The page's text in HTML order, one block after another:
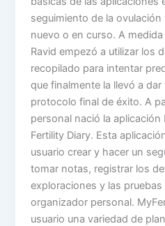
seguimiento de la
nuevo o en curso. A
Ravid empezó a utilizar los
recopilado para intentar
que finalmente la llevó a
protocolo final de éxito. A
personal nació la
Fertility Diary. Esta
usuario crear y hacer un
tomar notas, registrar los
exploraciones y las
organizador personal.
usuario una variedad de